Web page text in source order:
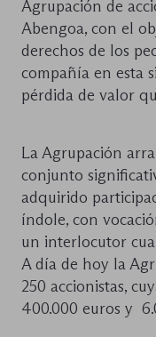
Agrupación de
Abengoa, con el
derechos de los
compañía en esta
pérdida de valor
La Agrupación
conjunto
adquirido
índole, con
un interlocutor
A día de hoy la
250 accionistas,
400.000 euros y